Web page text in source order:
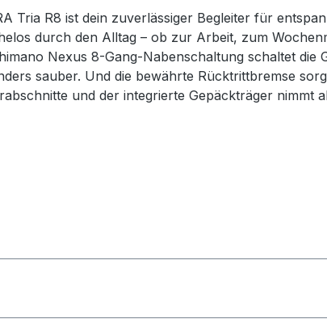
Tria R8 ist dein zuverlässiger Begleiter für
durch den Alltag – ob zur Arbeit, zum
Nexus 8-Gang-Nabenschaltung schaltet die
sauber. Und die bewährte Rücktrittbremse
und der integrierte Gepäckträger